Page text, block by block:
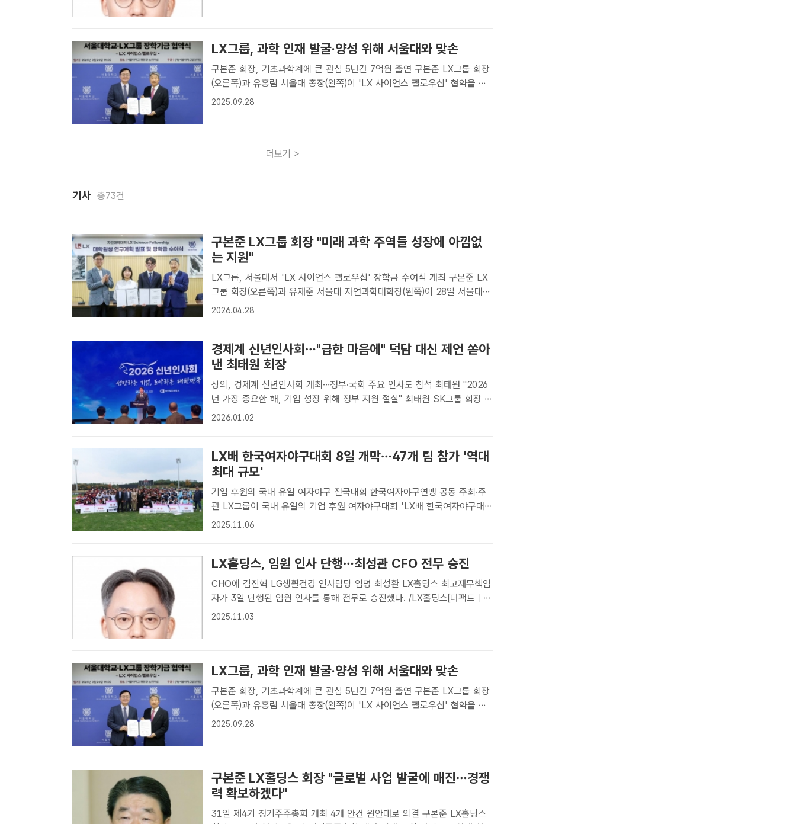
LX그룹, 과학 인재 발굴·양성 위해 서울대와 맞손
구본준 회장, 기초과학계에 큰 관심 5년간 7억원 출연 구본준 LX그룹 회장
(오른쪽)과 유홍림 서울대 총장(왼쪽)이 'LX 사이언스 펠로우십' 협약을 체
결한 뒤 기념 촬영을 하고 있다. /LX그룹[더팩트ㅣ장병문 기자] LX그룹이
2025.09.28
더보기 >
기사 총73건
구본준 LX그룹 회장 "미래 과학 주역들 성장에 아낌없
는 지원"
LX그룹, 서울대서 'LX 사이언스 펠로우십' 장학금 수여식 개최 구본준 LX
그룹 회장(오른쪽)과 유재준 서울대 자연과학대학장(왼쪽)이 28일 서울대
자연과학대에서 'LX 사이언스 펠로우십' 장학금 수상자들과 기념 촬영을 하
2026.04.28
경제계 신년인사회…"급한 마음에" 덕담 대신 제언 쏟아
낸 최태원 회장
상의, 경제계 신년인사회 개최…정부·국회 주요 인사도 참석 최태원 "2026
년 가장 중요한 해, 기업 성장 위해 정부 지원 절실" 최태원 SK그룹 회장 겸
대한상의 회장이 2일 오후 서울 중구 대한상의회관에서 열린 경제계 신년인
2026.01.02
LX배 한국여자야구대회 8일 개막…47개 팀 참가 '역대
최대 규모'
기업 후원의 국내 유일 여자야구 전국대회 한국여자야구연맹 공동 주최·주
관 LX그룹이 국내 유일의 기업 후원 여자야구대회 'LX배 한국여자야구대
회'를 개최한다. /LX그룹[더팩트 | 김태환 기자] LX그룹은 국내 유일의 기업
2025.11.06
LX홀딩스, 임원 인사 단행…최성관 CFO 전무 승진
CHO에 김진혁 LG생활건강 인사담당 임명 최성환 LX홀딩스 최고재무책임
자가 3일 단행된 임원 인사를 통해 전무로 승진했다. /LX홀딩스[더팩트ㅣ이
성락 기자] LX홀딩스는 전무 승진 1명, 이사 신규 선임 1명, 외부 영입 1명
2025.11.03
LX그룹, 과학 인재 발굴·양성 위해 서울대와 맞손
구본준 회장, 기초과학계에 큰 관심 5년간 7억원 출연 구본준 LX그룹 회장
(오른쪽)과 유홍림 서울대 총장(왼쪽)이 'LX 사이언스 펠로우십' 협약을 체
결한 뒤 기념 촬영을 하고 있다. /LX그룹[더팩트ㅣ장병문 기자] LX그룹이
2025.09.28
구본준 LX홀딩스 회장 "글로벌 사업 발굴에 매진…경쟁
력 확보하겠다"
31일 제4기 정기주주총회 개최 4개 안건 원안대로 의결 구본준 LX홀딩스